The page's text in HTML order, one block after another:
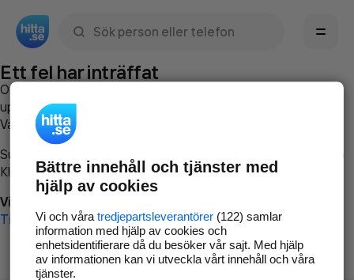
Ett fel har inträffat
Om du vill kan du
uppstod så att vi lättare och snabbare kan avhjälpa det.
Vänligen försök med följande:
Surfa till
Klicka påTillbaka-knappen i webbläsaren och försök igen
Vi beklagar besväret!
Till startsidan
Bättre innehåll och tjänster med
hjälp av cookies
Vi och våra tredjepartsleverantörer(122) samlar
information med hjälp av cookies och
enhetsidentifierare då du besöker vår sajt. Med hjälp
av informationen kan vi utveckla vårt innehåll och våra
tjänster.